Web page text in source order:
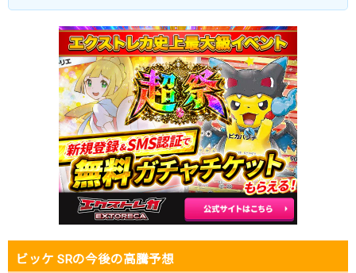
ビッケ SRの今後の高騰予想